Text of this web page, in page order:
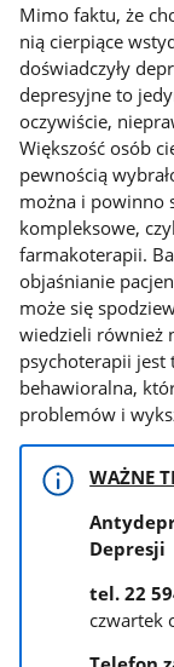
Mimo faktu, że
nią cierpiące
doświadczyły
depresyjne to
oczywiście,
Większość osób
pewnością
można i powinno
kompleksowe,
farmakoterapii.
objaśnianie
może się
wiedzieli również
psychoterapii jest
behawioralna,
problemów i
WAŻNE
Depresji
tel. 22
czwartek